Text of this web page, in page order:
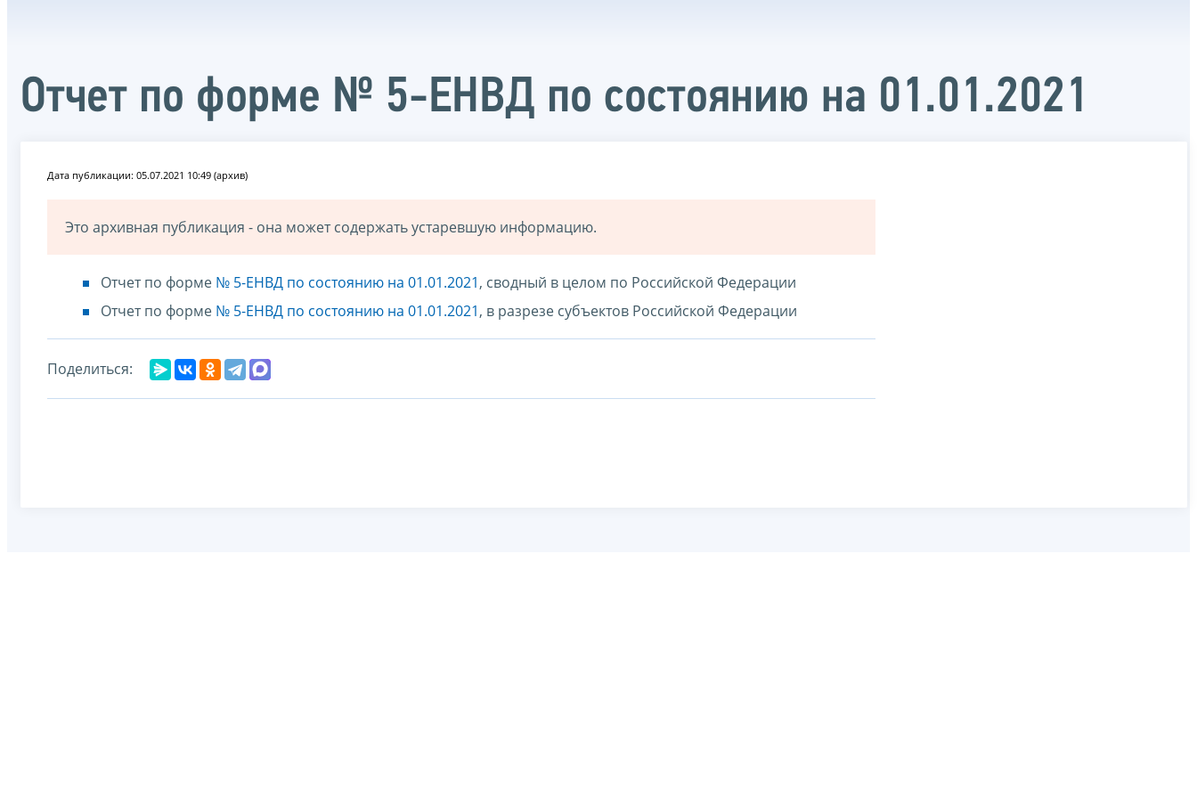
Отчет по форме № 5-ЕНВД по состоянию на 01.01.2021
Дата публикации: 05.07.2021 10:49 (архив)
Это архивная публикация - она может содержать устаревшую информацию.
Отчет по форме № 5-ЕНВД по состоянию на 01.01.2021, сводный в целом по Российской Федерации
Отчет по форме № 5-ЕНВД по состоянию на 01.01.2021, в разрезе субъектов Российской Федерации
Поделиться: